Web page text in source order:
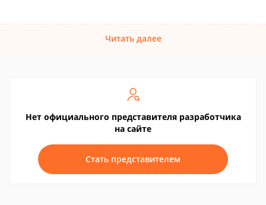
Читать далее
Нет официального представителя разработчика
на сайте
Стать представителем